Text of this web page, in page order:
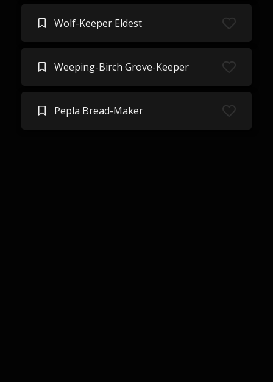
Wolf-Keeper Eldest
Weeping-Birch Grove-Keeper
Pepla Bread-Maker